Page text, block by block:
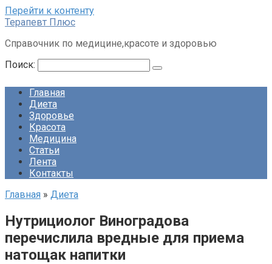
Перейти к контенту
Терапевт Плюс
Справочник по медицине,красоте и здоровью
Поиск:
Главная
Диета
Здоровье
Красота
Медицина
Статьи
Лента
Контакты
Главная » Диета
Нутрициолог Виноградова
перечислила вредные для приема
натощак напитки